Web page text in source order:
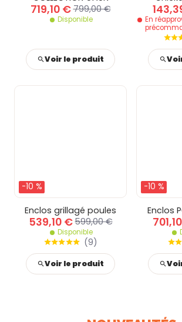
719,10 € 799,00 €
Disponible
Voir le produit
En
-10 %
Enclos grillagé poules
539,10 € 599,00 €
Disponible
(9)
Voir le produit
-10 %
Enclos